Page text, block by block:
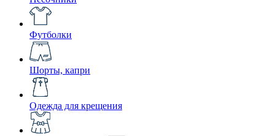
Футболки
Шорты, капри
Одежда для крещения